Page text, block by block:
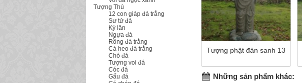
Tượng phật đản sanh 13
Những sản phẩm khác:
Tượng Thú
12 con giáp đá trắng
Sư tử đá
Kỳ lân
Ngựa đá
Rồng đá trắng
Cá heo đá trắng
Chó đá
Tượng voi đá
Cóc đá
Gấu đá